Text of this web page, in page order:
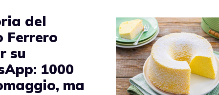
del
Ferrero
su
1000
ma